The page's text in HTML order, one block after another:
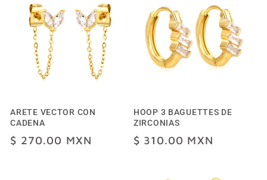
n
:
ARETE VECTOR CON
CADENA
Precio
$ 270.00 MXN
HOOP 3 BAGUETTES DE
ZIRCONIAS
Precio
$ 310.00 MXN